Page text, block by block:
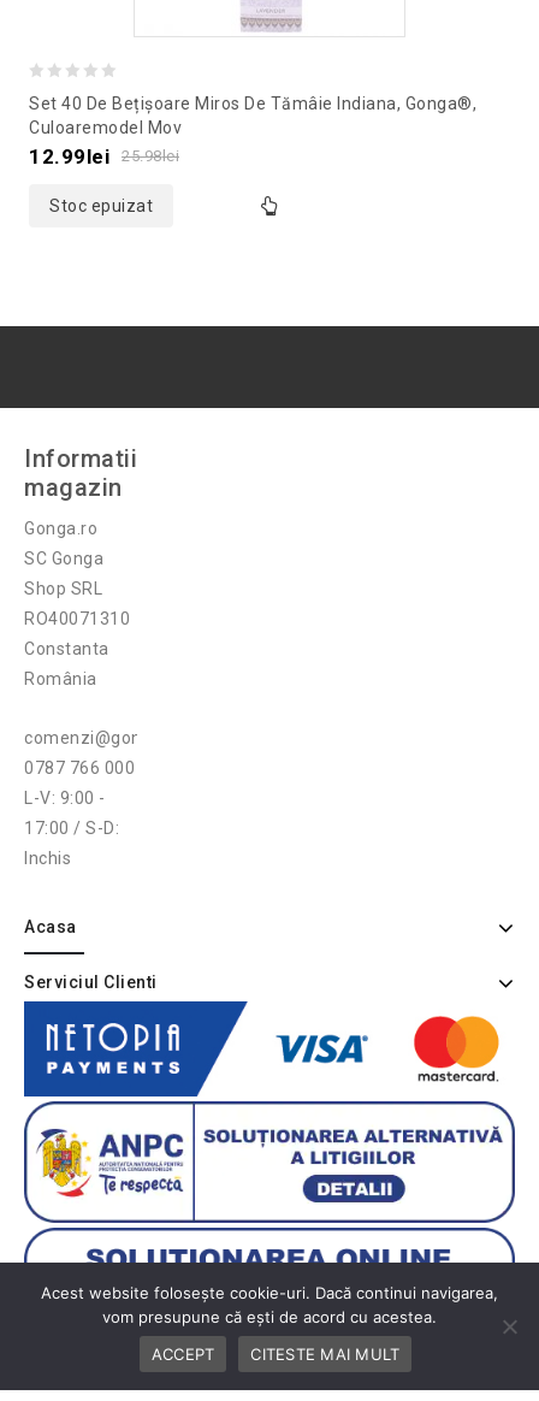
out
of
Set 40 De Bețișoare Miros De Tămâie Indiana, Gonga®,
Culoaremodel Mov
25.98lei
12.99lei
Stoc epuizat
Informatii
magazin
Gonga.ro
SC Gonga
Shop SRL
RO40071310
Constanta
România
comenzi@gonga.ro
0787 766 000
L-V: 9:00 -
17:00 / S-D:
Inchis
Acasa
Serviciul Clienti
Acest website folosește cookie-uri. Dacă continui navigarea,
vom presupune că ești de acord cu acestea.
ACCEPT
CITESTE MAI MULT